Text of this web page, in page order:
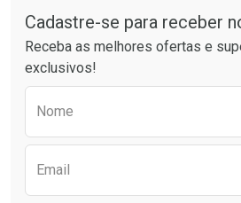
Ver Desconto Convênio
Cadastre-se para receber
Receba as melhores ofertas e
exclusivos!
Nome
Email